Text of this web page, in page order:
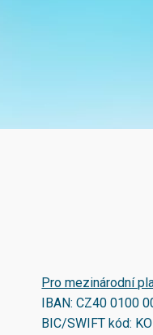
Pro mezinárodní
IBAN:CZ40 0100
BIC/SWIFT kód: